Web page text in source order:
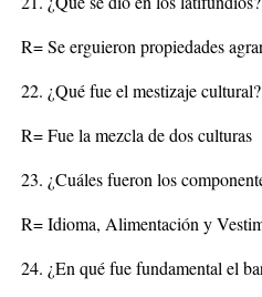
R= Se erguieron propiedades
22. ¿Qué fue el mestizaje cultural?
R= Fue la mezcla de dos culturas
23. ¿Cuáles fueron los
R= Idioma, Alimentación y
24. ¿En qué fue fundamental el